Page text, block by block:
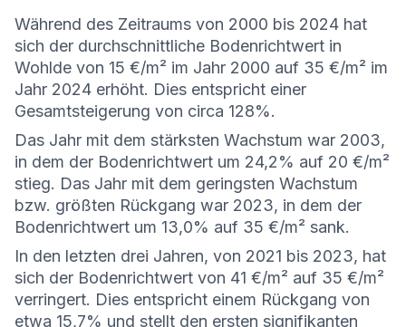
Während des Zeitraums von 2000 bis 2024 hat
sich der durchschnittliche Bodenrichtwert in
Wohlde von 15 €/m² im Jahr 2000 auf 35 €/m² im
Jahr 2024 erhöht. Dies entspricht einer
Gesamtsteigerung von circa 128%.
Das Jahr mit dem stärksten Wachstum war 2003,
in dem der Bodenrichtwert um 24,2% auf 20 €/m²
stieg. Das Jahr mit dem geringsten Wachstum
bzw. größten Rückgang war 2023, in dem der
Bodenrichtwert um 13,0% auf 35 €/m² sank.
In den letzten drei Jahren, von 2021 bis 2023, hat
sich der Bodenrichtwert von 41 €/m² auf 35 €/m²
verringert. Dies entspricht einem Rückgang von
etwa 15,7% und stellt den ersten signifikanten